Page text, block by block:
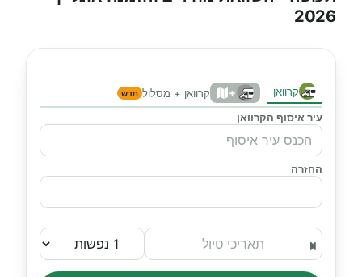
2026
קרוואן + קרוואן + מסלול חדש
עיר איסוף הקרוואן
החזרה